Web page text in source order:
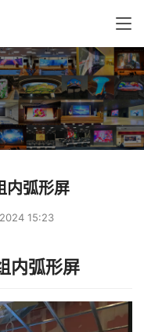
内弧形屏
15:23
内弧形屏